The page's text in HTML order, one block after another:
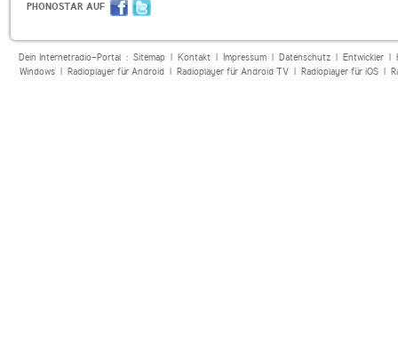
PHONOSTAR AUF
Dein Internetradio-Portal : Sitemap| Kontakt| Impressum| Datenschutz| Entwickler|
Windows| Radioplayer für Android| Radioplayer für Android TV| Radioplayer für iOS|